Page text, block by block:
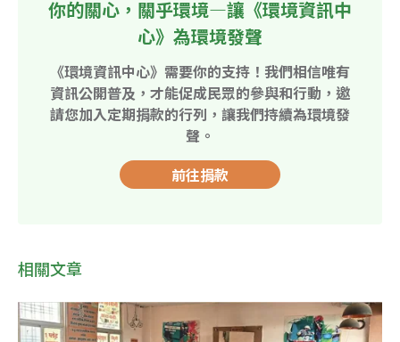
你的關心，關乎環境—讓《環境資訊中
心》為環境發聲
《環境資訊中心》需要你的支持！我們相信唯有
資訊公開普及，才能促成民眾的參與和行動，邀
請您加入定期捐款的行列，讓我們持續為環境發
聲。
前往捐款
相關文章